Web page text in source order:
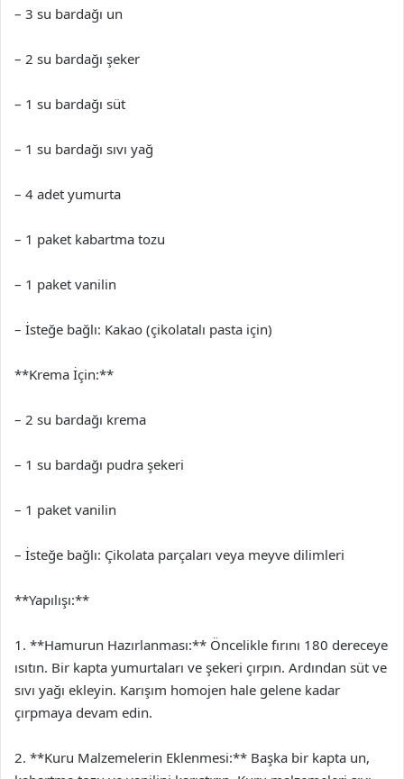
– 3 su bardağı un
– 2 su bardağı şeker
– 1 su bardağı süt
– 1 su bardağı sıvı yağ
– 4 adet yumurta
– 1 paket kabartma tozu
– 1 paket vanilin
– İsteğe bağlı: Kakao (çikolatalı pasta için)
**Krema İçin:**
– 2 su bardağı krema
– 1 su bardağı pudra şekeri
– 1 paket vanilin
– İsteğe bağlı: Çikolata parçaları veya meyve dilimleri
**Yapılışı:**
1. **Hamurun Hazırlanması:** Öncelikle fırını 180 dereceye
ısıtın. Bir kapta yumurtaları ve şekeri çırpın. Ardından süt ve
sıvı yağı ekleyin. Karışım homojen hale gelene kadar
çırpmaya devam edin.
2. **Kuru Malzemelerin Eklenmesi:** Başka bir kapta un,